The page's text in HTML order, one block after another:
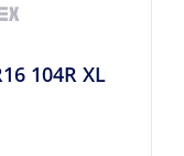
104R XL